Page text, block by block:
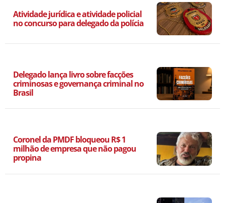
Atividade jurídica e atividade policial
no concurso para delegado da polícia
Delegado lança livro sobre facções
criminosas e governança criminal no
Brasil
Coronel da PMDF bloqueou R$ 1
milhão de empresa que não pagou
propina